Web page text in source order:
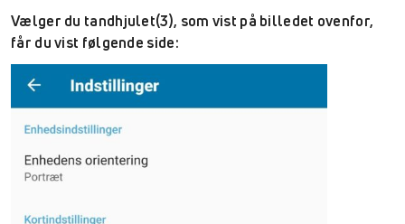
Vælger du tandhjulet(3), som vist på billedet ovenfor,
får du vist følgende side: